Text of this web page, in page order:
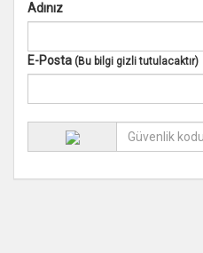
Adınız
E-Posta (Bu bilgi gizli tutulacaktır)